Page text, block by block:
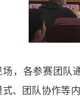
场，各参赛团队
式、团队协作等